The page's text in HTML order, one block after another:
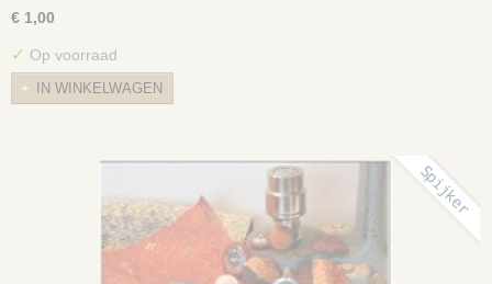
€ 1,00
✓ Op voorraad
IN WINKELWAGEN
Spijker